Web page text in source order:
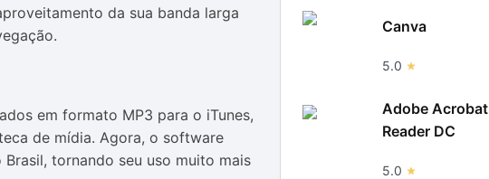
da sua banda larga
em formato MP3 para o iTunes,
de mídia. Agora, o software
tornando seu uso muito mais
Canva
5.0
Adobe Acrobat
Reader DC
5.0